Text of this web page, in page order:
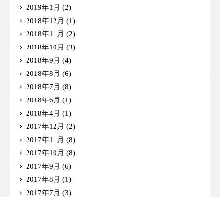
2019年1月 (2)
2018年12月 (1)
2018年11月 (2)
2018年10月 (3)
2018年9月 (4)
2018年8月 (6)
2018年7月 (8)
2018年6月 (1)
2018年4月 (1)
2017年12月 (2)
2017年11月 (8)
2017年10月 (8)
2017年9月 (6)
2017年8月 (1)
2017年7月 (3)